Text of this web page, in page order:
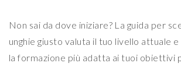
Non sai da dove iniziare? La guida per
unghie giusto valuta il tuo livello attuale
la formazione più adatta ai tuoi obiettivi